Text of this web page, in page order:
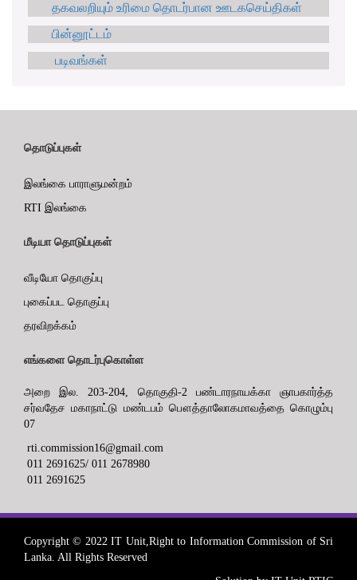
தகவலறியும் உரிமை தொடர்பான ஊடகசெய்திகள்
பின்னூட்டம்
படிவங்கள்
தொடுப்புகள்
இலங்கை பாராளுமன்றம்
RTI இலங்கை
மீடியா தொடுப்புகள்
வீடியோ தொகுப்பு
புகைப்பட தொகுப்பு
தரவிறக்கம்
எங்களை தொடர்புகொள்ள
அறை இல. 203-204, தொகுதி-2 பண்டாரநாயக்கா ஞாபகார்த்த
சர்வதேச மகாநாட்டு மண்டபம் பௌத்தாலோகமாவத்தை கொழும்பு
07
rti.commission16@gmail.com
011 2691625/ 011 2678980
011 2691625
Copyright © 2022 IT Unit,Right to Information Commission of Sri
Lanka. All Rights Reserved